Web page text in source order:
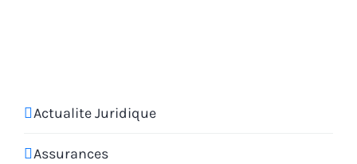
Actualite Juridique
Assurances